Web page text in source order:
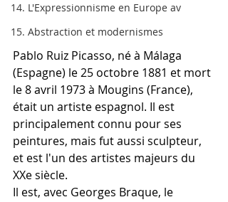
14. L'Expressionnisme en Europe av
15. Abstraction et modernismes
Pablo Ruiz Picasso, né à Málaga
(Espagne) le 25 octobre 1881 et mort
le 8 avril 1973 à Mougins (France),
était un artiste espagnol. Il est
principalement connu pour ses
peintures, mais fut aussi sculpteur,
et est l'un des artistes majeurs du
XXe siècle.
Il est, avec Georges Braque, le